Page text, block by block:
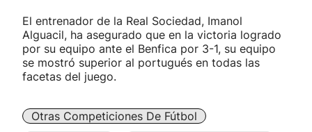
Más deportes
"Helmuga"
El entrenador de la Real Sociedad, Imanol
Alguacil, ha asegurado que en la victoria logrado
por su equipo ante el Benfica por 3-1, su equipo
se mostró superior al portugués en todas las
facetas del juego.
Otras Competiciones De Fútbol